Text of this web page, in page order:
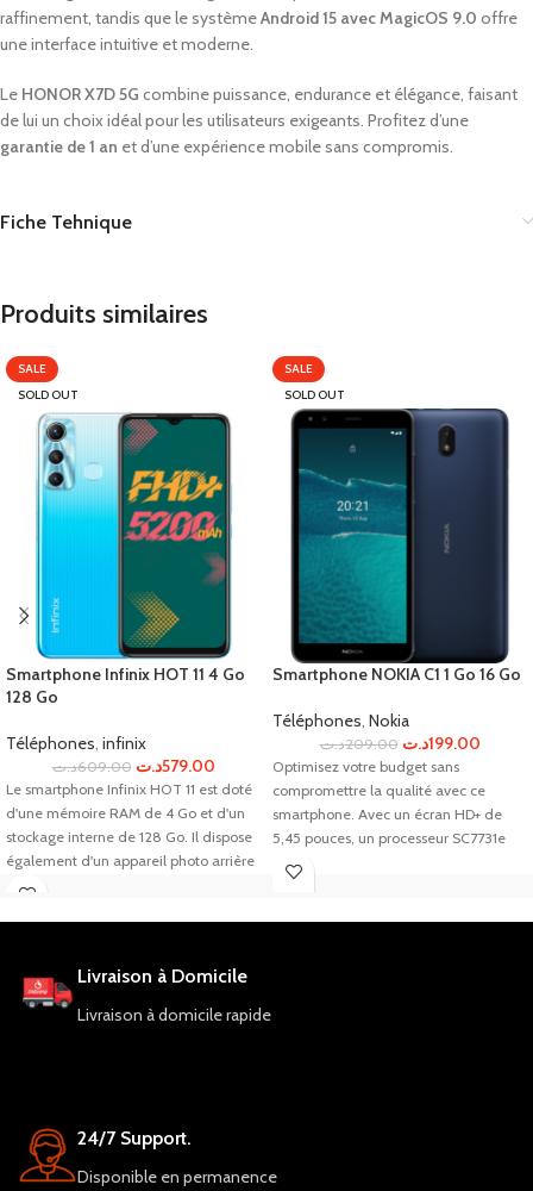
raffinement, tandis que le systèmeAndroid 15 avec MagicOS 9.0 offre
une interface intuitive et moderne.
Le HONOR X7D 5G combine puissance, endurance et élégance, faisant
de lui un choix idéal pour les utilisateurs exigeants. Profitez d’une
garantie de 1 an et d’une expérience mobile sans compromis.
Fiche Tehnique
Produits similaires
SALE
SOLD OUT
Smartphone Infinix HOT 11 4 Go
128 Go
Téléphones, infinix
609.00د.ت 579.00د.ت
Le smartphone Infinix HOT 11 est doté
d'une mémoire RAM de 4 Go et d'un
stockage interne de 128 Go. Il dispose
également d'un appareil photo arrière
de 13 MP avec une ouverture f/1.8 et
recherchent un appareil fiable et
performant pour une utilisation
SALE
SOLD OUT
Smartphone NOKIA C1 1 Go 16 Go
Téléphones, Nokia
209.00د.ت 199.00د.ت
Optimisez votre budget sans
compromettre la qualité avec ce
smartphone. Avec un écran HD+ de
5,45 pouces, un processeur SC7731e
Quad-core 1,3 GHz et une mémoire
Livraison à Domicile
Livraison à domicile rapide
24/7 Support.
Disponible en permanence